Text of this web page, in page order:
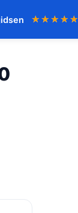
★★★★★
★★★★★